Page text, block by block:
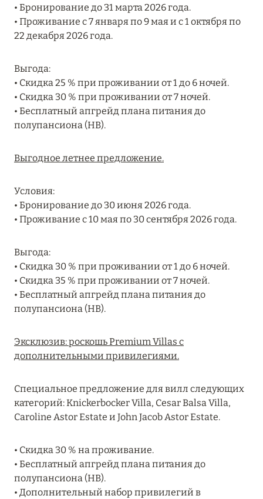
13 мая 2025
ЗАБРОНИРУЙТЕ FOUR SEASONS RESORT
DUBAI AT JUMEIRAH BEACH ПО ЛУЧШИМ
Подробнее
НАПИТКОВ ДЛЯ HB И FB
13 февраля 2025
СКИДКИ ДО 30 % ОТ СУММЫ КОНТРАКТА НА
РАЗМЕЩЕНИЕ ВЕСНОЙ
Подробнее
RIXOS PREMIUM SAADIYAT ISLAND ABU DHABI:
КОНЦЕПЦИЯ «ВСЁ ВКЛЮЧЕНО – ВСЁ
Подробнее
HÔTEL BARRIÈRE LES NEIGES
Подробнее
• Бронирование до 31 марта 2026 года.
• Проживание с 7 января по 9 мая и с 1 октября по
22 декабря 2026 года.
Выгода:
• Скидка 25 % при проживании от 1 до 6 ночей.
• Скидка 30 % при проживании от 7 ночей.
• Бесплатный апгрейд плана питания до
полупансиона (HB).
Выгодное летнее предложение.
Условия:
• Бронирование до 30 июня 2026 года.
• Проживание с 10 мая по 30 сентября 2026 года.
Выгода:
• Скидка 30 % при проживании от 1 до 6 ночей.
• Скидка 35 % при проживании от 7 ночей.
• Бесплатный апгрейд плана питания до
полупансиона (HB).
Эксклюзив: роскошь Premium Villas с
дополнительными привилегиями.
Специальное предложение для вилл следующих
категорий: Knickerbocker Villa, Cesar Balsa Villa,
Caroline Astor Estate и John Jacob Astor Estate.
• Скидка 30 % на проживание.
• Бесплатный апгрейд плана питания до
полупансиона (HB).
• Дополнительный набор привилегий в